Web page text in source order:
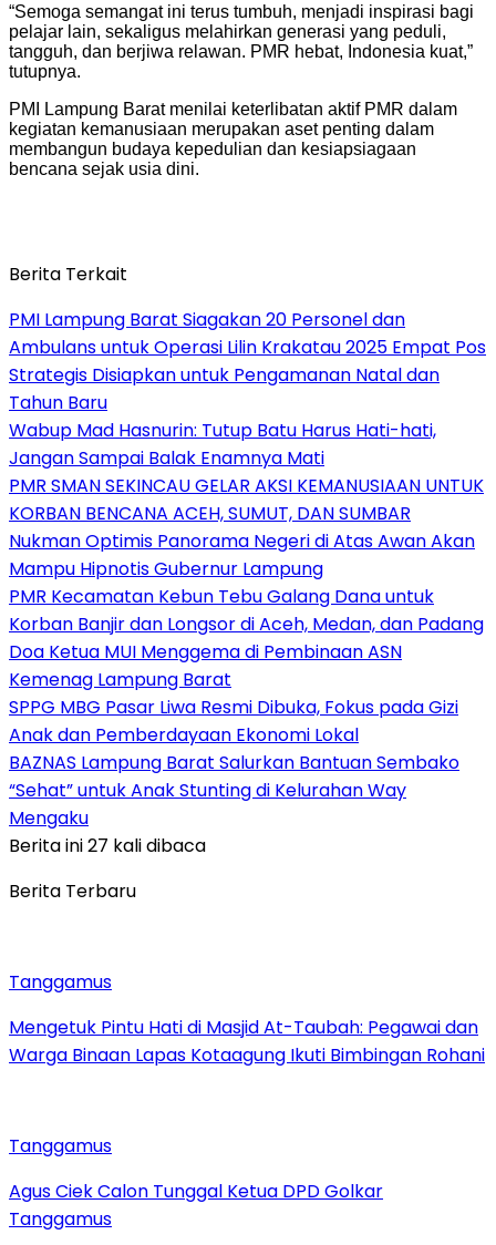
“Semoga semangat ini terus tumbuh, menjadi inspirasi bagi
pelajar lain, sekaligus melahirkan generasi yang peduli,
tangguh, dan berjiwa relawan. PMR hebat, Indonesia kuat,”
tutupnya.
PMI Lampung Barat menilai keterlibatan aktif PMR dalam
kegiatan kemanusiaan merupakan aset penting dalam
membangun budaya kepedulian dan kesiapsiagaan
bencana sejak usia dini.
Berita Terkait
PMI Lampung Barat Siagakan 20 Personel dan
Ambulans untuk Operasi Lilin Krakatau 2025 Empat Pos
Strategis Disiapkan untuk Pengamanan Natal dan
Tahun Baru
Wabup Mad Hasnurin: Tutup Batu Harus Hati-hati,
Jangan Sampai Balak Enamnya Mati
PMR SMAN SEKINCAU GELAR AKSI KEMANUSIAAN UNTUK
KORBAN BENCANA ACEH, SUMUT, DAN SUMBAR
Nukman Optimis Panorama Negeri di Atas Awan Akan
Mampu Hipnotis Gubernur Lampung
PMR Kecamatan Kebun Tebu Galang Dana untuk
Korban Banjir dan Longsor di Aceh, Medan, dan Padang
Doa Ketua MUI Menggema di Pembinaan ASN
Kemenag Lampung Barat
SPPG MBG Pasar Liwa Resmi Dibuka, Fokus pada Gizi
Anak dan Pemberdayaan Ekonomi Lokal
BAZNAS Lampung Barat Salurkan Bantuan Sembako
“Sehat” untuk Anak Stunting di Kelurahan Way
Mengaku
Berita ini 27 kali dibaca
Berita Terbaru
Tanggamus
Mengetuk Pintu Hati di Masjid At-Taubah: Pegawai dan
Warga Binaan Lapas Kotaagung Ikuti Bimbingan Rohani
Tanggamus
Agus Ciek Calon Tunggal Ketua DPD Golkar
Tanggamus